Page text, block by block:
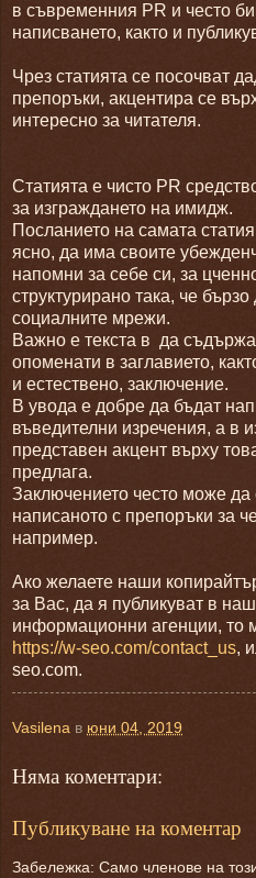
в съвременния PR и често
написването, както и
Чрез статията се посочват
препоръки, акцентира се
интересно за читателя.
Статията е чисто PR
за изграждането на имидж.
Посланието на самата
ясно, да има своите
напомни за себе си, за
структурирано така, че
социалните мрежи.
Важно е текста в да
опоменати в заглавието,
и естествено, заключение.
В увода е добре да бъдат
въведителни изречения, а в
представен акцент върху
предлага.
Заключението често може
написаното с препоръки за
например.
Ако желаете наши
за Вас, да я публикуват в
информационни агенции, то
https://w-seo.com/contact_us,
seo.com.
Vasilena в юни 04, 2019
Няма коментари:
Публикуване на коментар
Забележка: Само членове на